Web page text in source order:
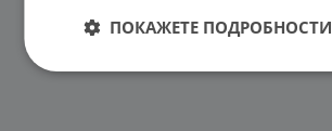
ПОКАЖЕТЕ ПОДРОБНОСТИ